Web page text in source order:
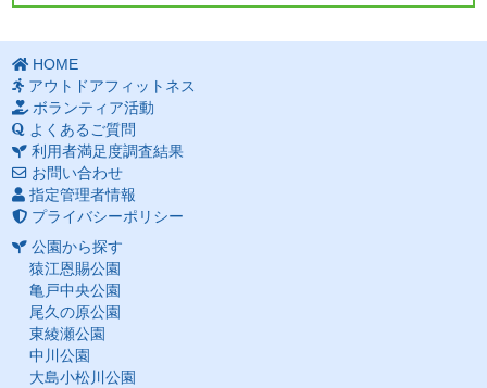
HOME
アウトドアフィットネス
ボランティア活動
よくあるご質問
利用者満足度調査結果
お問い合わせ
指定管理者情報
プライバシーポリシー
公園から探す
猿江恩賜公園
亀戸中央公園
尾久の原公園
東綾瀬公園
中川公園
大島小松川公園